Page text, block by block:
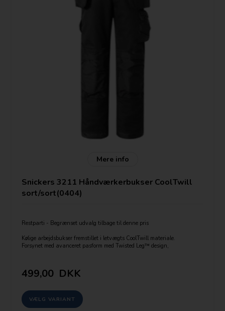
Mere info
Snickers 3211 Håndværkerbukser CoolTwill
sort/sort(0404)
Restparti - Begrænset udvalg tilbage til denne pris
Kølige arbejdsbukser fremstillet i letvægts CoolTwill materiale.
Forsynet med avanceret pasform med Twisted Leg™ design,
Livvidde ( cm/tomme er angivet)
Bukselængde:
S(kort) op til 158-169 cm høj
499,00 DKK